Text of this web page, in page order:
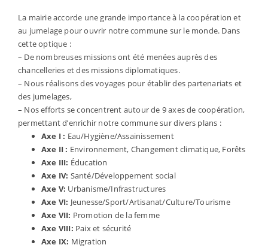
La mairie accorde une grande importance à la coopération et
au jumelage pour ouvrir notre commune sur le monde. Dans
cette optique :
– De nombreuses missions ont été menées auprès des
chancelleries et des missions diplomatiques.
– Nous réalisons des voyages pour établir des partenariats et
des jumelages,
– Nos efforts se concentrent autour de 9 axes de coopération,
permettant d’enrichir notre commune sur divers plans :
Axe I : Eau/Hygiène/Assainissement
Axe II : Environnement, Changement climatique, Forêts
Axe III: Éducation
Axe IV: Santé/Développement social
Axe V: Urbanisme/Infrastructures
Axe VI: Jeunesse/Sport/Artisanat/Culture/Tourisme
Axe VII: Promotion de la femme
Axe VIII: Paix et sécurité
Axe IX: Migration